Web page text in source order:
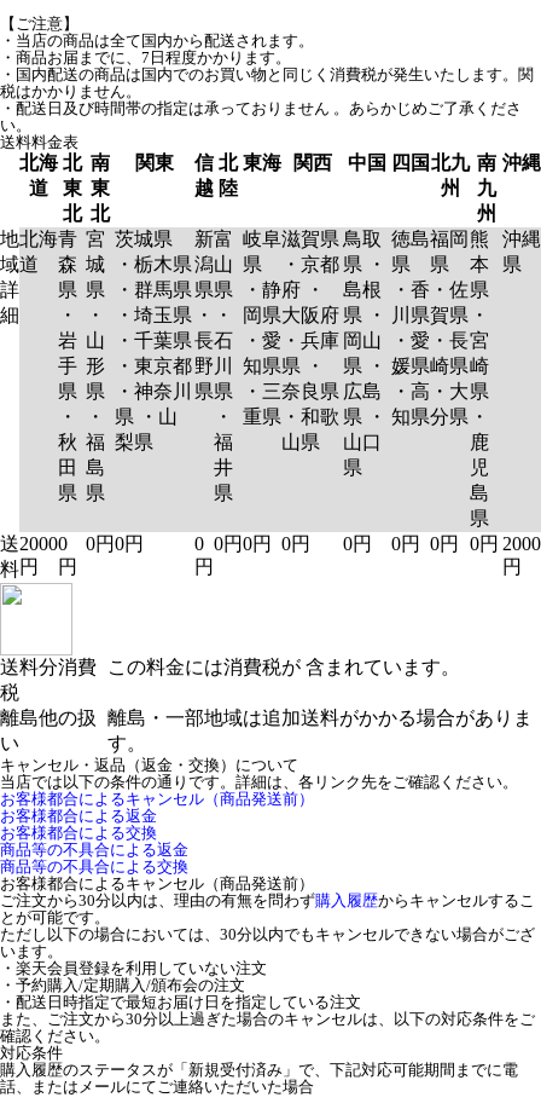
【ご注意】
・当店の商品は全て国内から配送されます。
・商品お届までに、7日程度かかります。
・国内配送の商品は国内でのお買い物と同じく消費税が発生いたします。関
税はかかりません。
・配送日及び時間帯の指定は承っておりません 。あらかじめご了承くださ
い。
送料料金表
北海
道
北
東
北
南
東
北
関東
信
越
北
陸
東海 関西 中国 四国北九
州
南
九
州
沖縄
地
域
詳
細
北海
道
青
森
県
・
岩
手
県
・
秋
田
県
宮
城
県
・
山
形
県
・
福
島
県
茨城県
・栃木県
・群馬県
・埼玉県
・千葉県
・東京都
・神奈川
県 ・山
梨県
新
潟
県
・
長
野
県
富
山
県
・
石
川
県
・
福
井
県
岐阜
県
・静
岡県
・愛
知県
・三
重県
滋賀県
・京都
府 ・
大阪府
・兵庫
県 ・
奈良県
・和歌
山県
鳥取
県 ・
島根
県 ・
岡山
県 ・
広島
県 ・
山口
県
徳島
県
・香
川県
・愛
媛県
・高
知県
福岡
県
・佐
賀県
・長
崎県
・大
分県
熊
本
県
・
宮
崎
県
・
鹿
児
島
県
沖縄
県
送
料
2000
円
0
円
0円0円
0
円
0円0円 0円 0円 0円 0円 0円 2000
円
送料分消費
税
この料金には消費税が 含まれています。
離島他の扱
い
離島・一部地域は追加送料がかかる場合がありま
す。
キャンセル・返品（返金・交換）について
当店では以下の条件の通りです。詳細は、各リンク先をご確認ください。
お客様都合によるキャンセル（商品発送前）
お客様都合による返金
お客様都合による交換
商品等の不具合による返金
商品等の不具合による交換
お客様都合によるキャンセル（商品発送前）
ご注文から30分以内は、理由の有無を問わず購入履歴からキャンセルするこ
とが可能です。
ただし以下の場合においては、30分以内でもキャンセルできない場合がござ
います。
・楽天会員登録を利用していない注文
・予約購入/定期購入/頒布会の注文
・配送日時指定で最短お届け日を指定している注文
また、ご注文から30分以上過ぎた場合のキャンセルは、以下の対応条件をご
確認ください。
対応条件
購入履歴のステータスが「新規受付済み」で、下記対応可能期間までに電
話、またはメールにてご連絡いただいた場合